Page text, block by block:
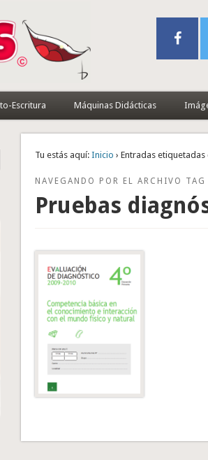
Escritura Máquinas Didácticas
Tu estás aquí: Inicio › Entradas
NAVEGANDO POR EL ARCHIVO TAG
Pruebas